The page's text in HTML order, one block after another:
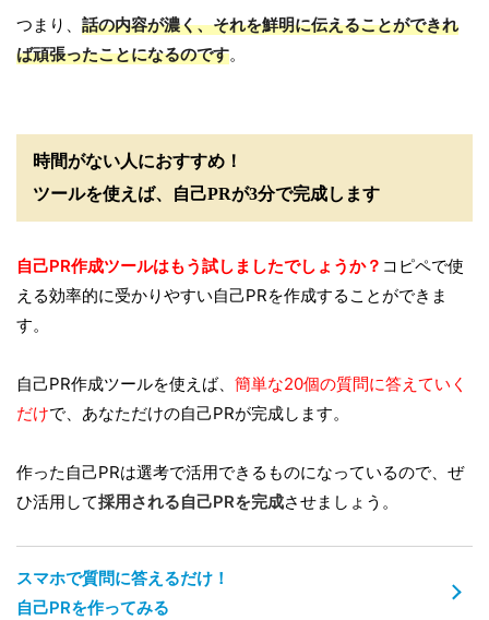
つまり、 話の内容が濃く、それを鮮明に伝えることができれ
ば頑張ったことになるのです。
時間がない人におすすめ！
ツールを使えば、自己PRが3分で完成します
自己PR作成ツールはもう試しましたでしょうか？ コピペで使
える効率的に受かりやすい自己PRを作成することができま
す。
自己PR作成ツールを使えば、 簡単な20個の質問に答えていく
だけで、あなただけの自己PRが完成します。
作った自己PRは選考で活用できるものになっているので、ぜ
ひ活用して採用される自己PRを完成させましょう。
スマホで質問に答えるだけ！
自己PRを作ってみる